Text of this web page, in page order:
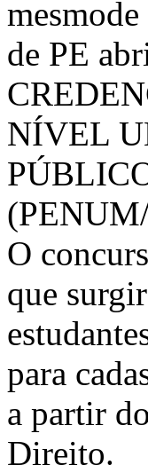
de PE
NÍVEL
O
que
para
a partir
Direito.